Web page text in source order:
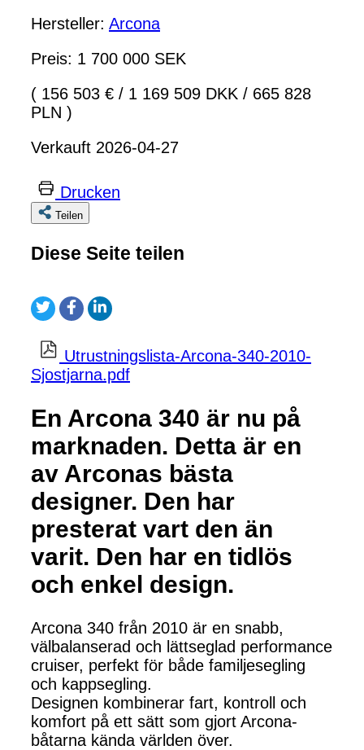
Hersteller: Arcona
Preis: 1 700 000 SEK
( 156 503 € / 1 169 509 DKK / 665 828
PLN )
Verkauft 2026-04-27
Drucken
Teilen
Diese Seite teilen
Utrustningslista-Arcona-340-2010-
Sjostjarna.pdf
En Arcona 340 är nu på
marknaden. Detta är en
av Arconas bästa
designer. Den har
presterat vart den än
varit. Den har en tidlös
och enkel design.
Arcona 340 från 2010 är en snabb,
välbalanserad och lättseglad performance
cruiser, perfekt för både familjesegling
och kappsegling.
Designen kombinerar fart, kontroll och
komfort på ett sätt som gjort Arcona-
båtarna kända världen över.